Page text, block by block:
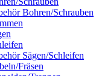
Bohren/Schrauben
Sägen/Schleifen
Fräsen